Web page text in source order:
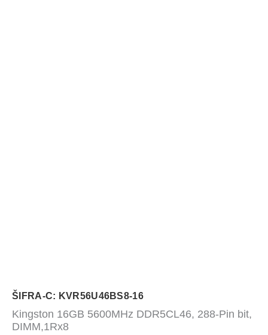
ŠIFRA-C: KVR56U46BS8-16
Kingston 16GB 5600MHz DDR5CL46, 288-Pin bit,
DIMM,1Rx8